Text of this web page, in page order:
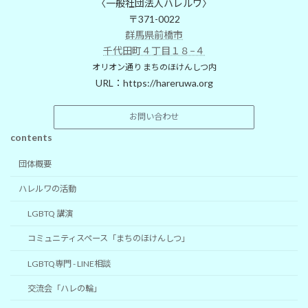
〈一般社団法人ハレルワ〉
〒371-0022
群馬県前橋市
千代田町４丁目１８−４
オリオン通り まちのほけんしつ内
URL： https://hareruwa.org
お問い合わせ
contents
団体概要
ハレルワの活動
LGBTQ 講演
コミュニティスペース「まちのほけんしつ」
LGBTQ専門 - LINE相談
交流会「ハレの輪」